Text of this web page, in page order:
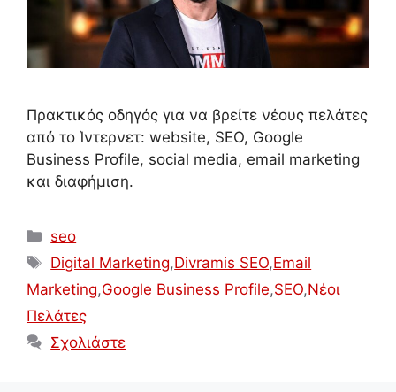
Πρακτικός οδηγός για να βρείτε νέους πελάτες
από το Ίντερνετ: website, SEO, Google
Business Profile, social media, email marketing
και διαφήμιση.
Κατηγορίες
seo
Ετικέτες
Digital Marketing,Divramis SEO,Email
Marketing,Google Business Profile,SEO,Νέοι
Πελάτες
Σχολιάστε